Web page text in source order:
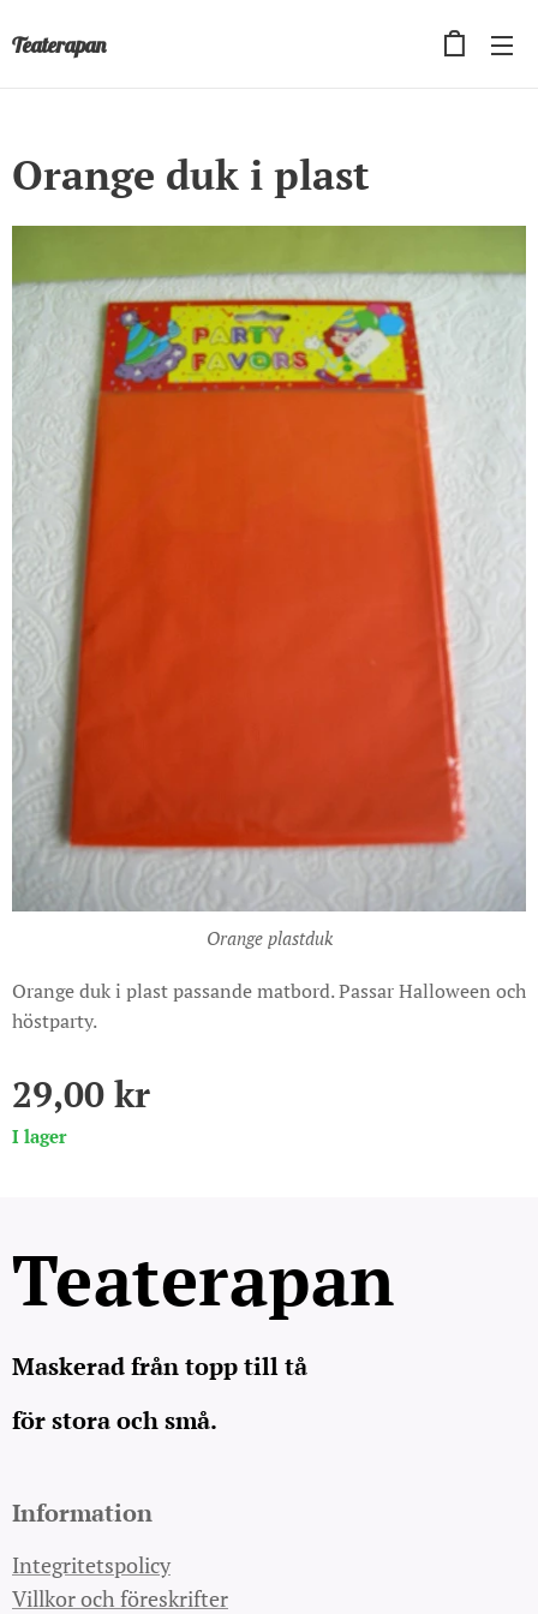
Teaterapan
Orange duk i plast
Orange plastduk
Orange duk i plast passande matbord. Passar Halloween och
höstparty.
29,00 kr
I lager
Teaterapan
Maskerad från topp till tå
för stora och små.
Information
Integritetspolicy
Villkor och föreskrifter